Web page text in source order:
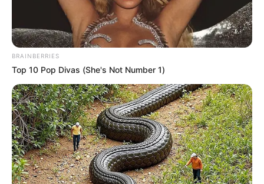
ALERTA BOGOTÁ EN GOOGLE NEWS
TEMAS RELACIONADOS
URABÁ ANTIOQUEÑO
SAN PEDRO DE URABÁ
ATAQUE
PIEDRAS
ALERTA PAISA
NOTICIAS ANTIOQUIA
NOTICIAS MEDELLÍN
MANTÉNGASE EN ALERTA
BRAINBERRIES
Top 10 Pop Divas (She's Not Number 1)